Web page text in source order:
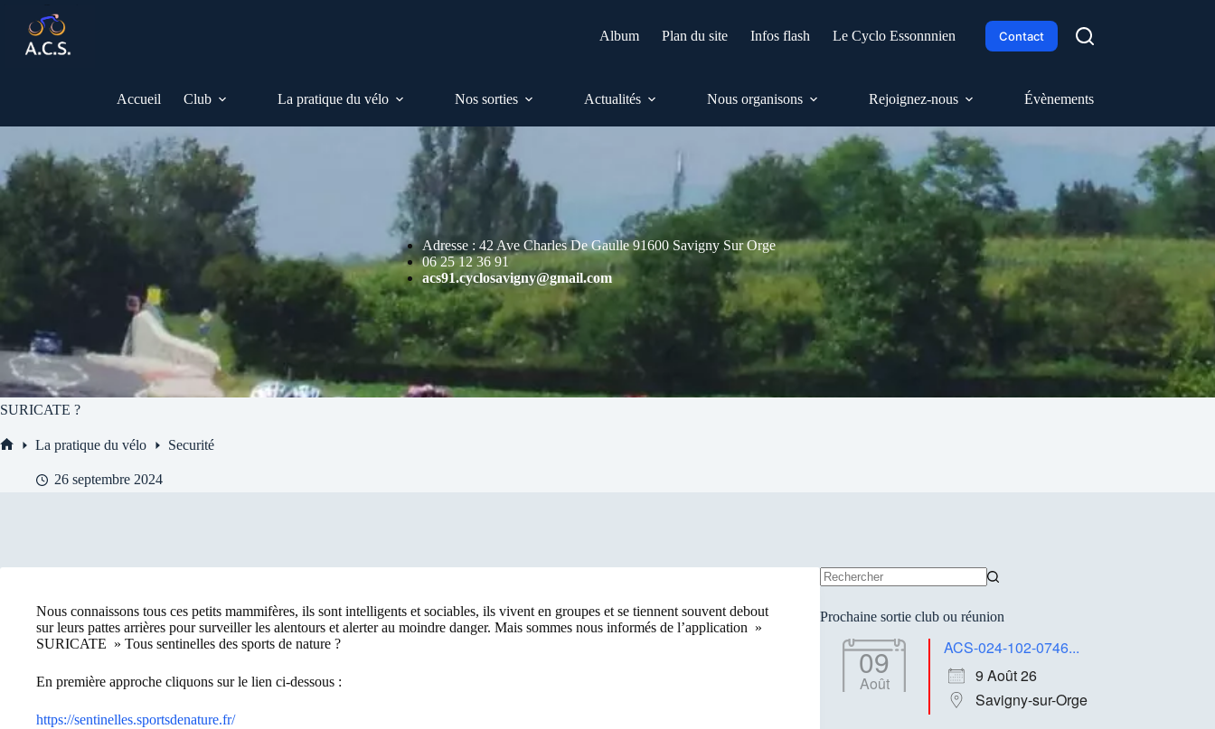
contenu
Album Plan du site Infos flash Le Cyclo Essonnnien Contact
Accueil Club La pratique du vélo Nos sorties Actualités Nous organisons Rejoignez-nous Évènements
Adresse : 42 Ave Charles De Gaulle 91600 Savigny Sur Orge
06 25 12 36 91
acs91.cyclosavigny@gmail.com
SURICATE ?
La pratique du vélo Securité
26 septembre 2024
Nous connaissons tous ces petits mammifères, ils sont intelligents et sociables, ils vivent en groupes et se tiennent souvent debout
sur leurs pattes arrières pour surveiller les alentours et alerter au moindre danger. Mais sommes nous informés de l’application »
SURICATE » Tous sentinelles des sports de nature ?
En première approche cliquons sur le lien ci-dessous :
https://sentinelles.sportsdenature.fr/
résultat
Prochaine sortie club ou réunion
09
Août
ACS-024-102-0746...
9 Août 26
Savigny-sur-Orge